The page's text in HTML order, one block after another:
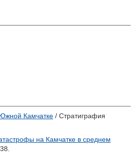
Камчатке / Стратиграфия
на Камчатке в среднем